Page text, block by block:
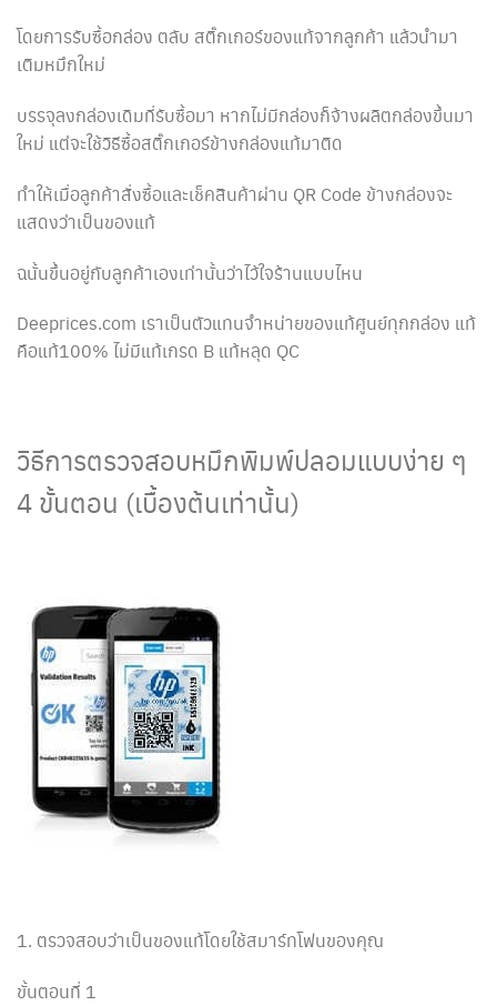
โดยการรับซื้อกล่อง ตลับ สติ๊กเกอร์ของแท้จากลูกค้า แล้วนำมา
เติมหมึกใหม่
บรรจุลงกล่องเดิมที่รับซื้อมา หากไม่มีกล่องก็จ้างผลิตกล่องขึ้นมา
ใหม่ แต่จะใช้วิธีซื้อสติ๊กเกอร์ข้างกล่องแท้มาติด
ทำให้เมื่อลูกค้าสั่งซื้อและเช็คสินค้าผ่าน QR Code ข้างกล่องจะ
แสดงว่าเป็นของแท้
ฉนั้นขึ้นอยู่กับลูกค้าเองเท่านั้นว่าไว้ใจร้านแบบไหน
Deeprices.com เราเป็นตัวแทนจำหน่ายของแท้ศูนย์ทุกกล่อง แท้
คือแท้100% ไม่มีแท้เกรด B แท้หลุด QC
วิธีการตรวจสอบหมึกพิมพ์ปลอมแบบง่าย ๆ
4 ขั้นตอน (เบื้องต้นเท่านั้น)
1. ตรวจสอบว่าเป็นของแท้โดยใช้สมาร์ทโฟนของคุณ
ขั้นตอนที่ 1